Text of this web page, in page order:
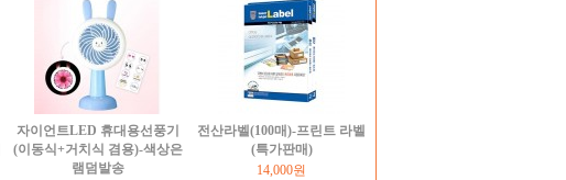
자이언트LED 휴대용선풍기
(이동식+거치식 겸용)-색상은
램덤발송
전산라벨(100매)-프린트 라벨
(특가판매)
14,000원